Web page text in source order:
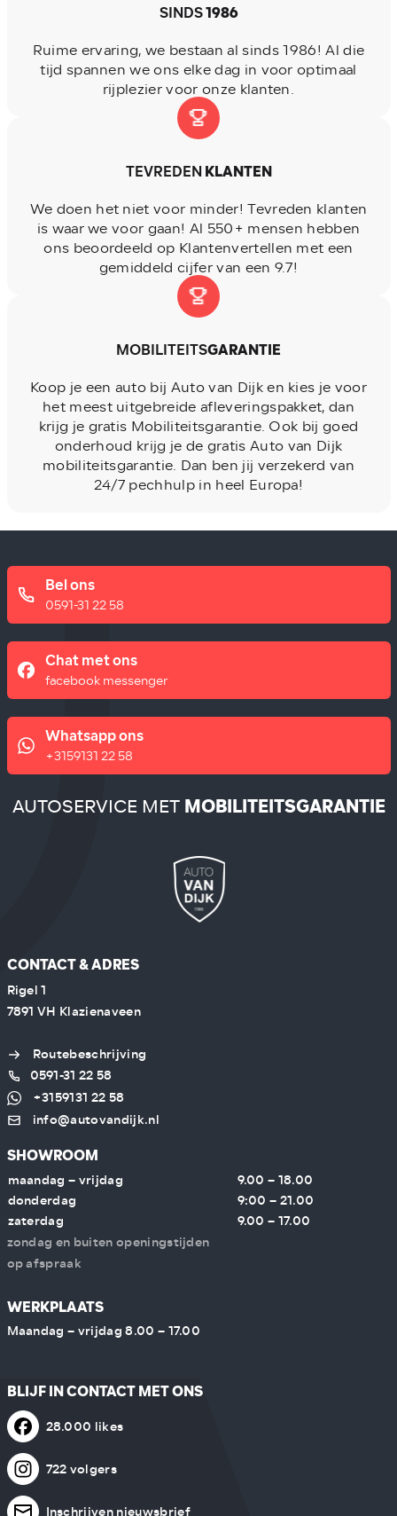
SINDS1986
Ruime ervaring, we bestaan al sinds 1986! Al die
tijd spannen we ons elke dag in voor optimaal
rijplezier voor onze klanten.
TEVREDEN KLANTEN
We doen het niet voor minder! Tevreden klanten
is waar we voor gaan! Al 550+ mensen hebben
ons beoordeeld op Klantenvertellen met een
gemiddeld cijfer van een 9.7!
MOBILITEITSGARANTIE
Koop je een auto bij Auto van Dijk en kies je voor
het meest uitgebreide afleveringspakket, dan
krijg je gratis Mobiliteitsgarantie. Ook bij goed
onderhoud krijg je de gratis Auto van Dijk
mobiliteitsgarantie. Dan ben jij verzekerd van
24/7 pechhulp in heel Europa!
Bel ons
0591-31 22 58
Chat met ons
facebook messenger
Whatsapp ons
+3159131 22 58
AUTOSERVICE MET MOBILITEITSGARANTIE
CONTACT & ADRES
Rigel 1
7891 VH Klazienaveen
Routebeschrijving
0591-31 22 58
+3159131 22 58
info@autovandijk.nl
SHOWROOM
maandag – vrijdag
9.00 – 18.00
donderdag
9:00 – 21.00
zaterdag
9.00 – 17.00
zondag en buiten openingstijden
op afspraak
WERKPLAATS
Maandag – vrijdag 8.00 – 17.00
BLIJF IN CONTACT MET ONS
28.000 likes
722 volgers
Inschrijven nieuwsbrief